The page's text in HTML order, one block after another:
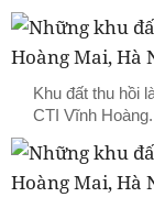
Khu đất thu hồi
CTI Vĩnh Hoàng.